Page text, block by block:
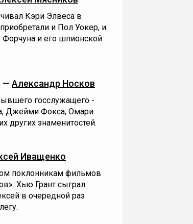
Кэри Элвеса в
и Пол Уокер, и
Форчуна и его шпионской
— Александр Носков
госслужащего -
Джейми Фокса, Омари
других знаменитостей.
Иващенко
поклонникам фильмов
Хью Грант сыграл
в очередной раз